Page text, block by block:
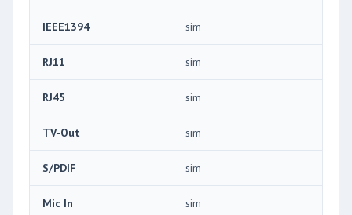
IEEE1394 sim
RJ11 sim
RJ45 sim
TV-Out sim
S/PDIF sim
Mic In sim